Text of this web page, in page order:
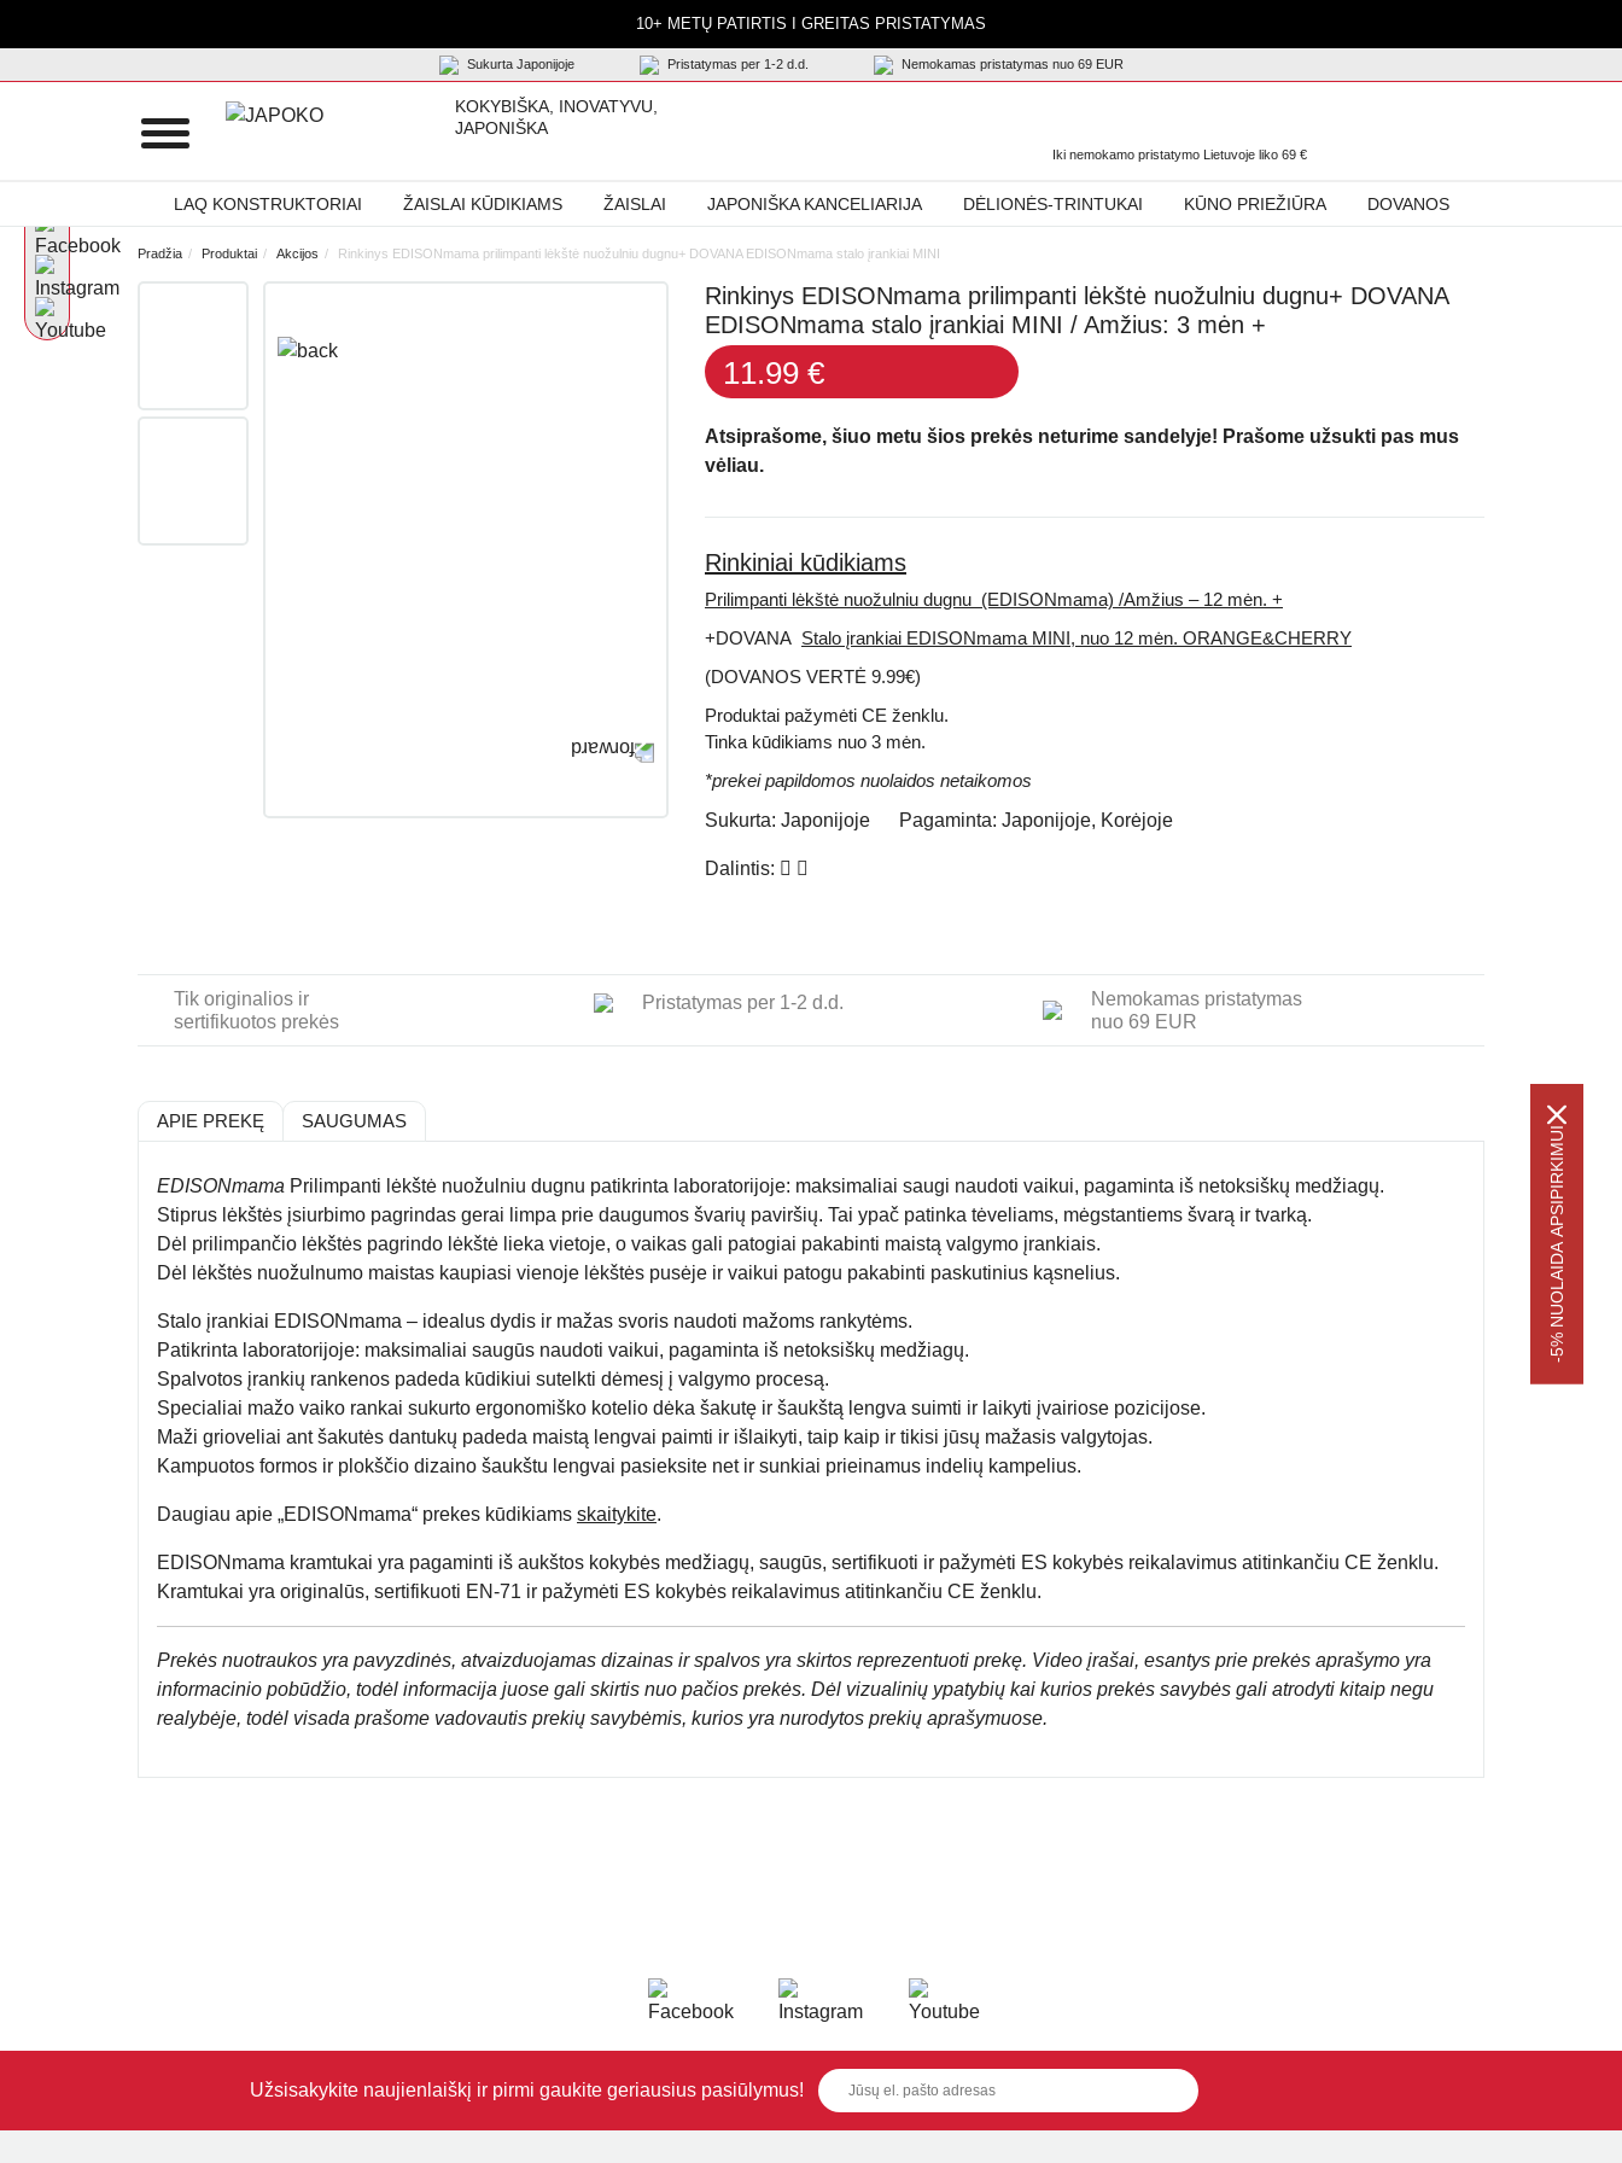
10+ METŲ PATIRTIS I GREITAS PRISTATYMAS
Sukurta Japonijoje Pristatymas per 1-2 d.d. Nemokamas pristatymas nuo 69 EUR
KOKYBIŠKA, INOVATYVU,
JAPONIŠKA
Iki nemokamo pristatymo Lietuvoje liko 69 €
LAQ KONSTRUKTORIAI ŽAISLAI KŪDIKIAMS ŽAISLAI JAPONIŠKA KANCELIARIJA DĖLIONĖS-TRINTUKAI KŪNO PRIEŽIŪRA DOVANOS
Pradžia Produktai Akcijos Rinkinys EDISONmama prilimpanti lėkštė nuožulniu dugnu+ DOVANA EDISONmama stalo įrankiai MINI
Rinkinys EDISONmama prilimpanti lėkštė nuožulniu dugnu+ DOVANA
EDISONmama stalo įrankiai MINI / Amžius: 3 mėn +
11.99 €
Atsiprašome, šiuo metu šios prekės neturime sandelyje! Prašome užsukti pas mus
vėliau.
Rinkiniai kūdikiams
Prilimpanti lėkštė nuožulniu dugnu (EDISONmama) /Amžius – 12 mėn. +
+DOVANA Stalo įrankiai EDISONmama MINI, nuo 12 mėn. ORANGE&CHERRY
(DOVANOS VERTĖ 9.99€)
Produktai pažymėti CE ženklu.
Tinka kūdikiams nuo 3 mėn.
*prekei papildomos nuolaidos netaikomos
Sukurta: Japonijoje Pagaminta: Japonijoje, Korėjoje
Dalintis:
Tik originalios ir
sertifikuotos prekės
Pristatymas per 1-2 d.d.
Nemokamas pristatymas
nuo 69 EUR
APIE PREKĘ SAUGUMAS
EDISONmama Prilimpanti lėkštė nuožulniu dugnu patikrinta laboratorijoje: maksimaliai saugi naudoti vaikui, pagaminta iš netoksiškų medžiagų.
Stiprus lėkštės įsiurbimo pagrindas gerai limpa prie daugumos švarių paviršių. Tai ypač patinka tėveliams, mėgstantiems švarą ir tvarką.
Dėl prilimpančio lėkštės pagrindo lėkštė lieka vietoje, o vaikas gali patogiai pakabinti maistą valgymo įrankiais.
Dėl lėkštės nuožulnumo maistas kaupiasi vienoje lėkštės pusėje ir vaikui patogu pakabinti paskutinius kąsnelius.
Stalo įrankiai EDISONmama – idealus dydis ir mažas svoris naudoti mažoms rankytėms.
Patikrinta laboratorijoje: maksimaliai saugūs naudoti vaikui, pagaminta iš netoksiškų medžiagų.
Spalvotos įrankių rankenos padeda kūdikiui sutelkti dėmesį į valgymo procesą.
Specialiai mažo vaiko rankai sukurto ergonomiško kotelio dėka šakutę ir šaukštą lengva suimti ir laikyti įvairiose pozicijose.
Maži grioveliai ant šakutės dantukų padeda maistą lengvai paimti ir išlaikyti, taip kaip ir tikisi jūsų mažasis valgytojas.
Kampuotos formos ir plokščio dizaino šaukštu lengvai pasieksite net ir sunkiai prieinamus indelių kampelius.
Daugiau apie „EDISONmama“ prekes kūdikiams skaitykite.
EDISONmama kramtukai yra pagaminti iš aukštos kokybės medžiagų, saugūs, sertifikuoti ir pažymėti ES kokybės reikalavimus atitinkančiu CE ženklu.
Kramtukai yra originalūs, sertifikuoti EN-71 ir pažymėti ES kokybės reikalavimus atitinkančiu CE ženklu.
Prekės nuotraukos yra pavyzdinės, atvaizduojamas dizainas ir spalvos yra skirtos reprezentuoti prekę. Video įrašai, esantys prie prekės aprašymo yra
informacinio pobūdžio, todėl informacija juose gali skirtis nuo pačios prekės. Dėl vizualinių ypatybių kai kurios prekės savybės gali atrodyti kitaip negu
realybėje, todėl visada prašome vadovautis prekių savybėmis, kurios yra nurodytos prekių aprašymuose.
Užsisakykite naujienlaiškį ir pirmi gaukite geriausius pasiūlymus!
-5% NUOLAIDA APSIPIRKIMUI